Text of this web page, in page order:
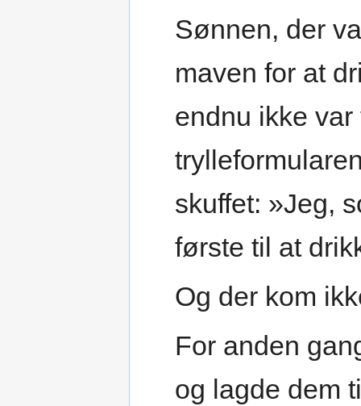
Sønnen, der
maven for at
endnu ikke
skuffet: »Jeg,
første til at
Og der kom
For anden
og lagde dem